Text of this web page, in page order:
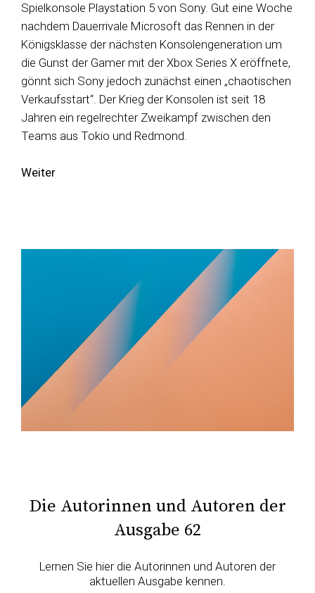
Spielkonsole Playstation 5 von Sony. Gut eine Woche
nachdem Dauerrivale Microsoft das Rennen in der
Königsklasse der nächsten Konsolengeneration um
die Gunst der Gamer mit der Xbox Series X eröffnete,
gönnt sich Sony jedoch zunächst einen „chaotischen
Verkaufsstart“. Der Krieg der Konsolen ist seit 18
Jahren ein regelrechter Zweikampf zwischen den
Teams aus Tokio und Redmond.
Weiter
Die Autorinnen und Autoren der
Ausgabe 62
Lernen Sie hier die Autorinnen und Autoren der
aktuellen Ausgabe kennen.